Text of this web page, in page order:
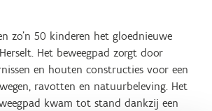
zo’n 50 kinderen het gloednieuwe
Het beweegpad zorgt door
en houten constructies voor een
ravotten en natuurbeleving. Het
kwam tot stand dankzij een